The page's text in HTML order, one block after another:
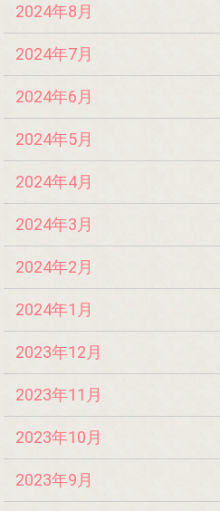
2024年8月
2024年7月
2024年6月
2024年5月
2024年4月
2024年3月
2024年2月
2024年1月
2023年12月
2023年11月
2023年10月
2023年9月